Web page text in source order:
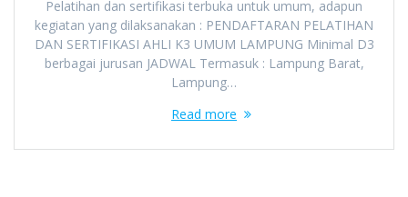
Pelatihan dan sertifikasi terbuka untuk umum, adapun
kegiatan yang dilaksanakan : PENDAFTARAN PELATIHAN
DAN SERTIFIKASI AHLI K3 UMUM LAMPUNG Minimal D3
berbagai jurusan JADWAL Termasuk : Lampung Barat,
Lampung…
Read more